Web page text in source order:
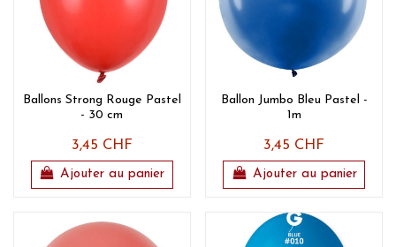
Ballons Strong Rouge Pastel
- 30 cm
3,45 CHF
Ajouter au panier
Ballon Jumbo Bleu Pastel -
1m
3,45 CHF
Ajouter au panier